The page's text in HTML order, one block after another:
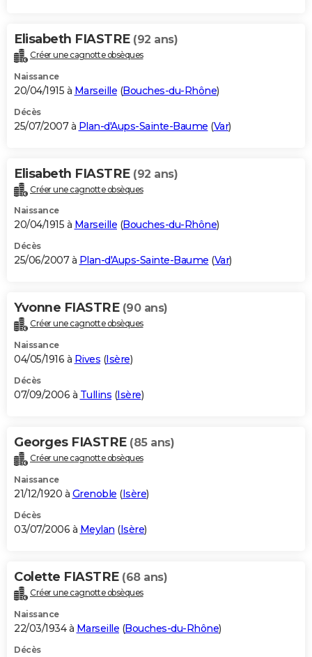
Elisabeth FIASTRE (92 ans)
Créer une cagnotte obsèques
Naissance
20/04/1915 à Marseille (Bouches-du-Rhône)
Décès
25/07/2007 à Plan-d'Aups-Sainte-Baume (Var)
Elisabeth FIASTRE (92 ans)
Créer une cagnotte obsèques
Naissance
20/04/1915 à Marseille (Bouches-du-Rhône)
Décès
25/06/2007 à Plan-d'Aups-Sainte-Baume (Var)
Yvonne FIASTRE (90 ans)
Créer une cagnotte obsèques
Naissance
04/05/1916 à Rives (Isère)
Décès
07/09/2006 à Tullins (Isère)
Georges FIASTRE (85 ans)
Créer une cagnotte obsèques
Naissance
21/12/1920 à Grenoble (Isère)
Décès
03/07/2006 à Meylan (Isère)
Colette FIASTRE (68 ans)
Créer une cagnotte obsèques
Naissance
22/03/1934 à Marseille (Bouches-du-Rhône)
Décès